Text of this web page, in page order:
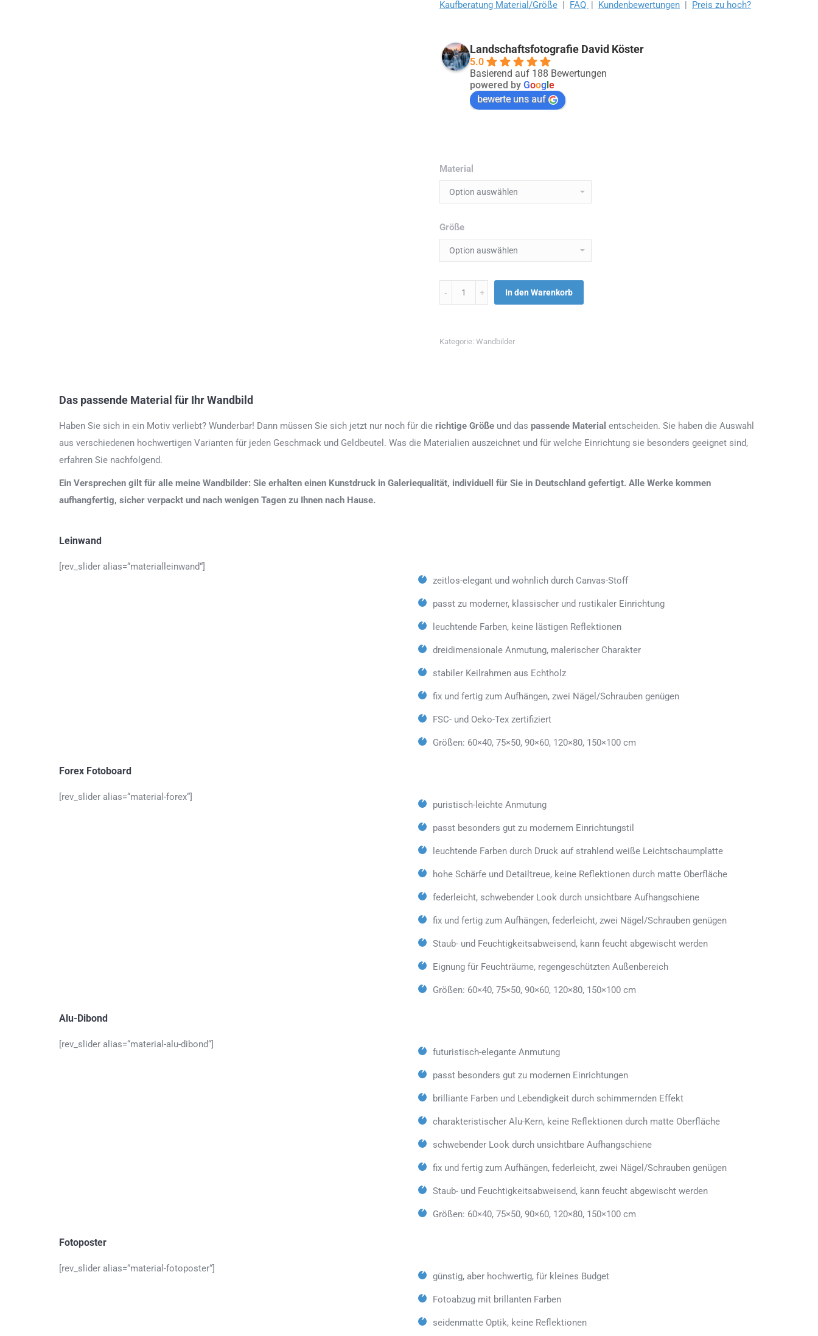
Kaufberatung Material/Größe | FAQ | Kundenbewertungen | Preis zu hoch?
Landschaftsfotografie David Köster
5.0
Basierend auf 188 Bewertungen
powered by Google
bewerte uns auf
Material
Größe
Menge In den Warenkorb
Kategorie: Wandbilder
Das passende Material für Ihr Wandbild
Haben Sie sich in ein Motiv verliebt? Wunderbar! Dann müssen Sie sich jetzt nur noch für die richtige Größe und das passende Material entscheiden. Sie haben die Auswahl
aus verschiedenen hochwertigen Varianten für jeden Geschmack und Geldbeutel. Was die Materialien auszeichnet und für welche Einrichtung sie besonders geeignet sind,
erfahren Sie nachfolgend.
Ein Versprechen gilt für alle meine Wandbilder: Sie erhalten einen Kunstdruck in Galeriequalität, individuell für Sie in Deutschland gefertigt. Alle Werke kommen
aufhangfertig, sicher verpackt und nach wenigen Tagen zu Ihnen nach Hause.
Leinwand
[rev_slider alias=“materialleinwand“]
zeitlos-elegant und wohnlich durch Canvas-Stoff
passt zu moderner, klassischer und rustikaler Einrichtung
leuchtende Farben, keine lästigen Reflektionen
dreidimensionale Anmutung, malerischer Charakter
stabiler Keilrahmen aus Echtholz
fix und fertig zum Aufhängen, zwei Nägel/Schrauben genügen
FSC- und Oeko-Tex zertifiziert
Größen: 60×40, 75×50, 90×60, 120×80, 150×100 cm
Forex Fotoboard
[rev_slider alias=“material-forex“]
puristisch-leichte Anmutung
passt besonders gut zu modernem Einrichtungstil
leuchtende Farben durch Druck auf strahlend weiße Leichtschaumplatte
hohe Schärfe und Detailtreue, keine Reflektionen durch matte Oberfläche
federleicht, schwebender Look durch unsichtbare Aufhangschiene
fix und fertig zum Aufhängen, federleicht, zwei Nägel/Schrauben genügen
Staub- und Feuchtigkeitsabweisend, kann feucht abgewischt werden
Eignung für Feuchträume, regengeschützten Außenbereich
Größen: 60×40, 75×50, 90×60, 120×80, 150×100 cm
Alu-Dibond
[rev_slider alias=“material-alu-dibond“]
futuristisch-elegante Anmutung
passt besonders gut zu modernen Einrichtungen
brilliante Farben und Lebendigkeit durch schimmernden Effekt
charakteristischer Alu-Kern, keine Reflektionen durch matte Oberfläche
schwebender Look durch unsichtbare Aufhangschiene
fix und fertig zum Aufhängen, federleicht, zwei Nägel/Schrauben genügen
Staub- und Feuchtigkeitsabweisend, kann feucht abgewischt werden
Größen: 60×40, 75×50, 90×60, 120×80, 150×100 cm
Fotoposter
[rev_slider alias=“material-fotoposter“]
günstig, aber hochwertig, für kleines Budget
Fotoabzug mit brillanten Farben
seidenmatte Optik, keine Reflektionen